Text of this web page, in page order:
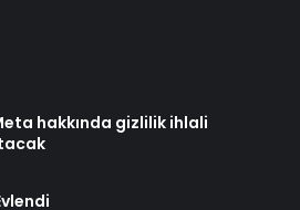
hakkında gizlilik ihlali